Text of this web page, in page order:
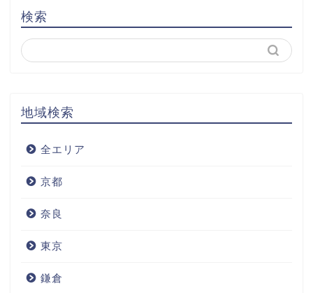
検索
地域検索
全エリア
京都
奈良
東京
鎌倉